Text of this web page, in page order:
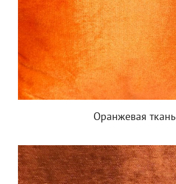
Оранжевая ткань